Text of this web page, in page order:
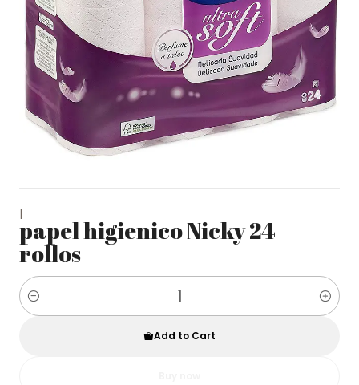
|
papel higienico Nicky 24
rollos
Quantity
Add to Cart